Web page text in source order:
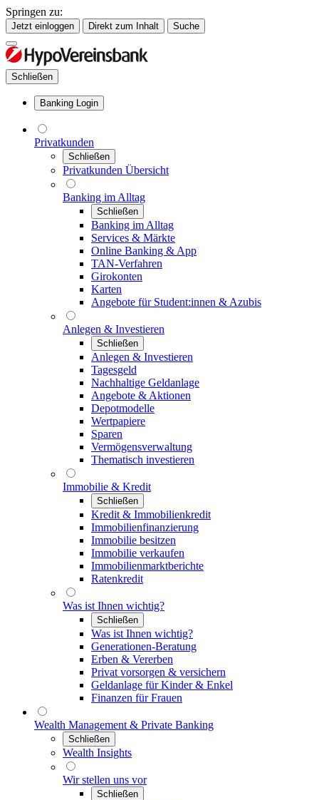
Springen zu:
Jetzt einloggen Direkt zum Inhalt Suche
Schließen
Banking Login
Privatkunden
Schließen
Privatkunden Übersicht
Banking im Alltag
Schließen
Banking im Alltag
Services & Märkte
Online Banking & App
TAN-Verfahren
Girokonten
Karten
Angebote für Student:innen & Azubis
Anlegen & Investieren
Schließen
Anlegen & Investieren
Tagesgeld
Nachhaltige Geldanlage
Angebote & Aktionen
Depotmodelle
Wertpapiere
Sparen
Vermögensverwaltung
Thematisch investieren
Immobilie & Kredit
Schließen
Kredit & Immobilienkredit
Immobilienfinanzierung
Immobilie besitzen
Immobilie verkaufen
Immobilienmarktberichte
Ratenkredit
Was ist Ihnen wichtig?
Schließen
Was ist Ihnen wichtig?
Generationen-Beratung
Erben & Vererben
Privat vorsorgen & versichern
Geldanlage für Kinder & Enkel
Finanzen für Frauen
Wealth Management & Private Banking
Schließen
Wealth Insights
Wir stellen uns vor
Schließen